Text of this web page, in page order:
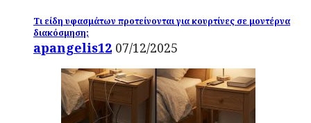
Τι είδη υφασμάτων προτείνονται για κουρτίνες σε μοντέρνα
διακόσμηση;
apangelis12 07/12/2025